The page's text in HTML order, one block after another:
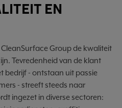
EN
Group de kwaliteit
Tevredenheid van de klant
bedrijf - ontstaan uit passie
- streeft steeds naar
ingezet in diverse sectoren: